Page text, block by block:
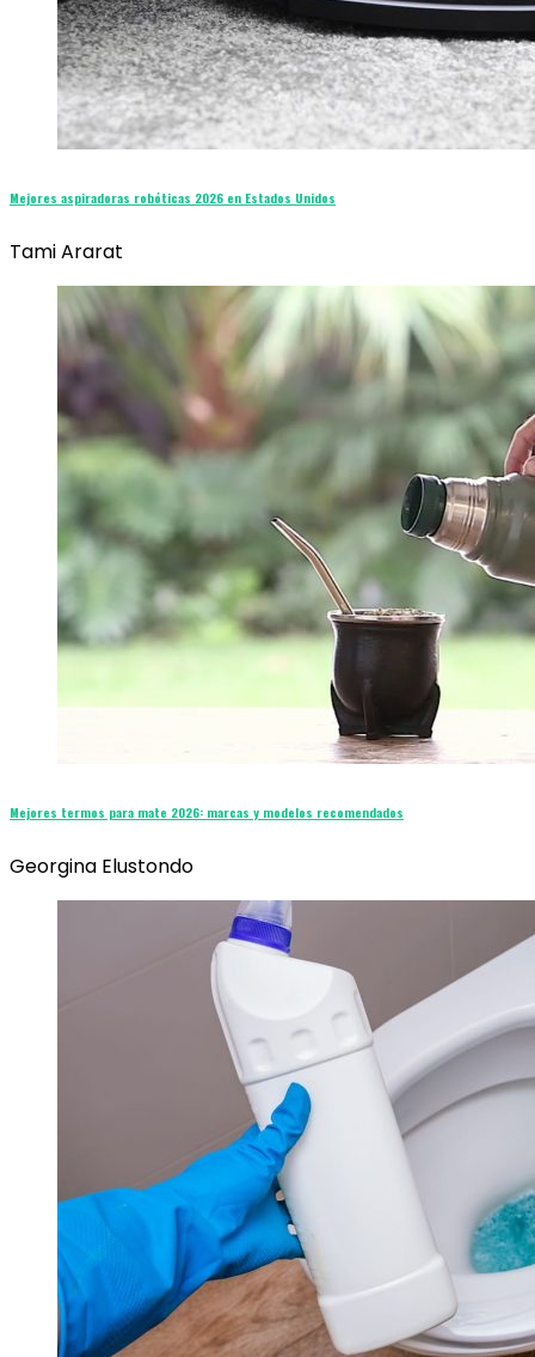
Mejores aspiradoras robóticas 2026 en Estados Unidos
Tami Ararat
Mejores termos para mate 2026: marcas y modelos recomendados
Georgina Elustondo